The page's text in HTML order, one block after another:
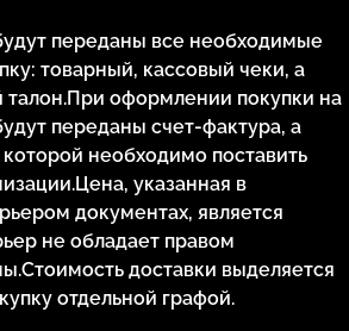
переданы все необходимые
товарный, кассовый чеки, а
талон.При оформлении покупки на
переданы счет-фактура, а
необходимо поставить
указанная в
документах, является
не обладает правом
доставки выделяется
отдельной графой.